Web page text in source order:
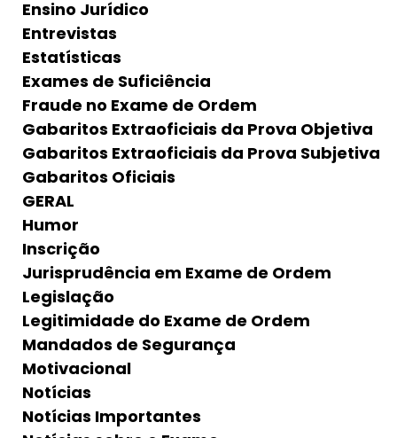
Ensino Jurídico
Entrevistas
Estatísticas
Exames de Suficiência
Fraude no Exame de Ordem
Gabaritos Extraoficiais da Prova Objetiva
Gabaritos Extraoficiais da Prova Subjetiva
Gabaritos Oficiais
GERAL
Humor
Inscrição
Jurisprudência em Exame de Ordem
Legislação
Legitimidade do Exame de Ordem
Mandados de Segurança
Motivacional
Notícias
Notícias Importantes